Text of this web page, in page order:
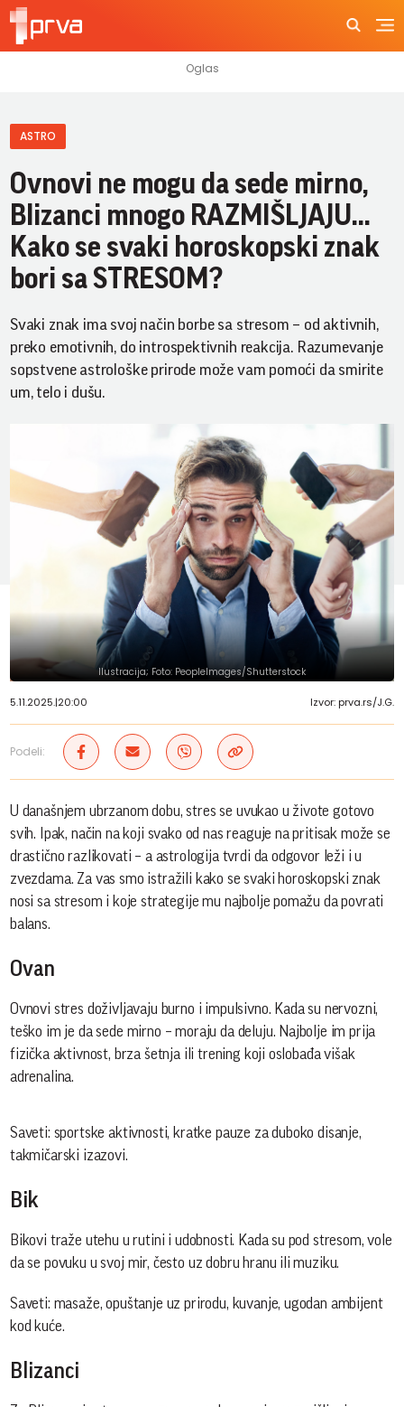
ASTRO
Ovnovi ne mogu da sede mirno,
Blizanci mnogo RAZMIŠLJAJU...
Kako se svaki horoskopski znak
bori sa STRESOM?
Svaki znak ima svoj način borbe sa stresom – od aktivnih,
preko emotivnih, do introspektivnih reakcija. Razumevanje
sopstvene astrološke prirode može vam pomoći da smirite
um, telo i dušu.
Ilustracija; Foto: PeopleImages/Shutterstock
5.11.2025.|20:00 Izvor: prva.rs/J.G.
Podeli:
U današnjem ubrzanom dobu, stres se uvukao u živote gotovo
svih. Ipak, način na koji svako od nas reaguje na pritisak može se
drastično razlikovati – a astrologija tvrdi da odgovor leži i u
zvezdama. Za vas smo istražili kako se svaki horoskopski znak
nosi sa stresom i koje strategije mu najbolje pomažu da povrati
balans.
Ovan
Ovnovi stres doživljavaju burno i impulsivno. Kada su nervozni,
teško im je da sede mirno – moraju da deluju. Najbolje im prija
fizička aktivnost, brza šetnja ili trening koji oslobađa višak
adrenalina.
Saveti: sportske aktivnosti, kratke pauze za duboko disanje,
takmičarski izazovi.
Bik
Bikovi traže utehu u rutini i udobnosti. Kada su pod stresom, vole
da se povuku u svoj mir, često uz dobru hranu ili muziku.
Saveti: masaže, opuštanje uz prirodu, kuvanje, ugodan ambijent
kod kuće.
Blizanci